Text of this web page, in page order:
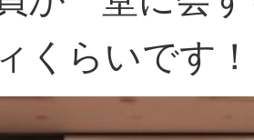
くらいです！